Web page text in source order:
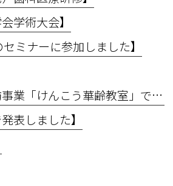
学術大会】
セミナーに参加しました】
【熊野町介護予防事業「けんこう華齢教室」で講義を行いました】
表しました】